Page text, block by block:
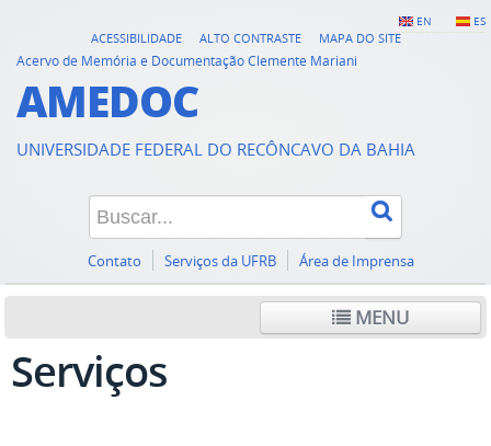
EN ES
ACESSIBILIDADE ALTO CONTRASTE
MAPA DO SITE
Acervo de Memória e Documentação Clemente Mariani
AMEDOC
UNIVERSIDADE FEDERAL DO RECÔNCAVO DA BAHIA
Contato Serviços da UFRB Área de Imprensa
MENU
Serviços